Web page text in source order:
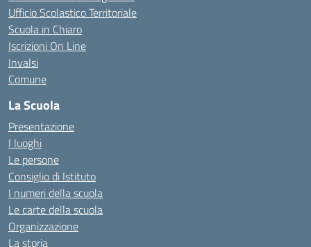
Ufficio Scolastico Territoriale
Scuola in Chiaro
Iscrizioni On Line
Invalsi
Comune
La Scuola
Presentazione
I luoghi
Le persone
Consiglio di Istituto
I numeri della scuola
Le carte della scuola
Organizzazione
La storia